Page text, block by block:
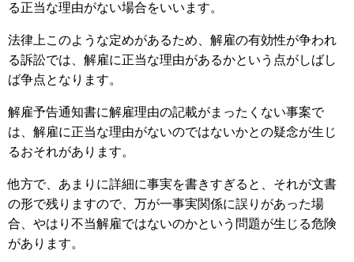
る正当な理由がない場合をいいます。
法律上このような定めがあるため、解雇の有効性が争われ
る訴訟では、解雇に正当な理由があるかという点がしばし
ば争点となります。
解雇予告通知書に解雇理由の記載がまったくない事案で
は、解雇に正当な理由がないのではないかとの疑念が生じ
るおそれがあります。
他方で、あまりに詳細に事実を書きすぎると、それが文書
の形で残りますので、万が一事実関係に誤りがあった場
合、やはり不当解雇ではないのかという問題が生じる危険
があります。